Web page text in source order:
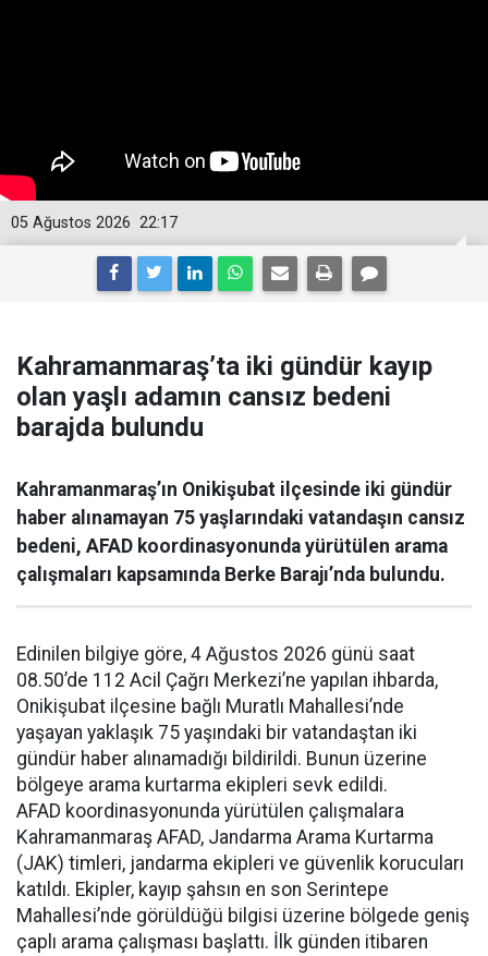
22:17
05 Ağustos 2026
Kahramanmaraş’ta iki gündür kayıp
olan yaşlı adamın cansız bedeni
barajda bulundu
Kahramanmaraş’ın Onikişubat ilçesinde iki gündür
haber alınamayan 75 yaşlarındaki vatandaşın cansız
bedeni, AFAD koordinasyonunda yürütülen arama
çalışmaları kapsamında Berke Barajı’nda bulundu.
Edinilen bilgiye göre, 4 Ağustos 2026 günü saat
08.50’de 112 Acil Çağrı Merkezi’ne yapılan ihbarda,
Onikişubat ilçesine bağlı Muratlı Mahallesi’nde
yaşayan yaklaşık 75 yaşındaki bir vatandaştan iki
gündür haber alınamadığı bildirildi. Bunun üzerine
bölgeye arama kurtarma ekipleri sevk edildi.
AFAD koordinasyonunda yürütülen çalışmalara
Kahramanmaraş AFAD, Jandarma Arama Kurtarma
(JAK) timleri, jandarma ekipleri ve güvenlik korucuları
katıldı. Ekipler, kayıp şahsın en son Serintepe
Mahallesi’nde görüldüğü bilgisi üzerine bölgede geniş
çaplı arama çalışması başlattı. İlk günden itibaren